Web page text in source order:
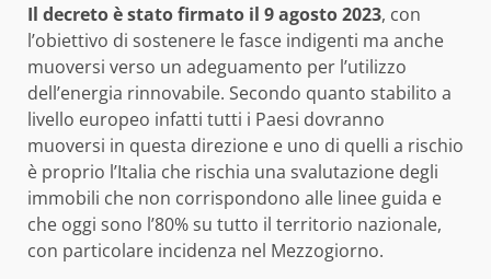
Il decreto è stato firmato il 9 agosto 2023, con
l’obiettivo di sostenere le fasce indigenti ma anche
muoversi verso un adeguamento per l’utilizzo
dell’energia rinnovabile. Secondo quanto stabilito a
livello europeo infatti tutti i Paesi dovranno
muoversi in questa direzione e uno di quelli a rischio
è proprio l’Italia che rischia una svalutazione degli
immobili che non corrispondono alle linee guida e
che oggi sono l’80% su tutto il territorio nazionale,
con particolare incidenza nel Mezzogiorno.